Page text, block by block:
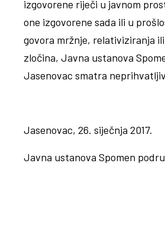
izgovorene riječi u javnom
one izgovorene sada ili u
govora mržnje, relativiziranja
zločina, Javna ustanova
Jasenovac smatra
Jasenovac, 26. siječnja 2017.
Javna ustanova Spomen